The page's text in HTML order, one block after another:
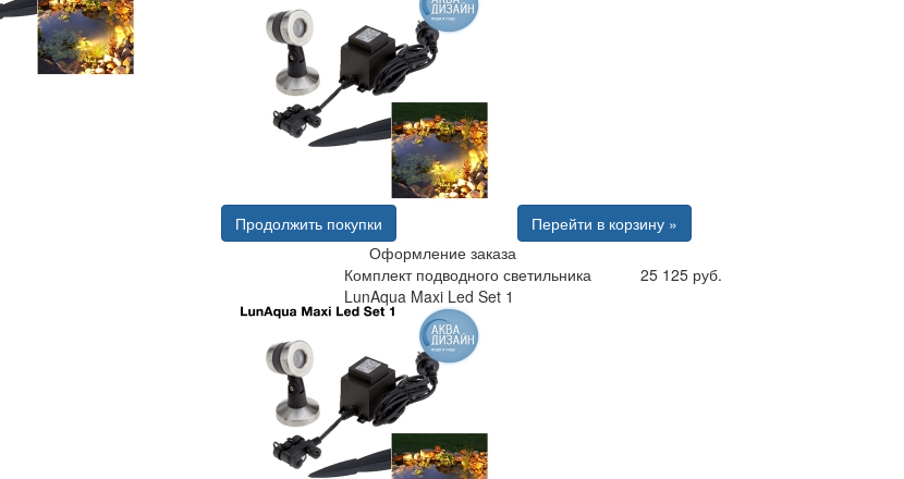
Продолжить покупки
Перейти в корзину »
Оформление заказа
Комплект подводного светильника
LunAqua Maxi Led Set 1
25 125 руб.